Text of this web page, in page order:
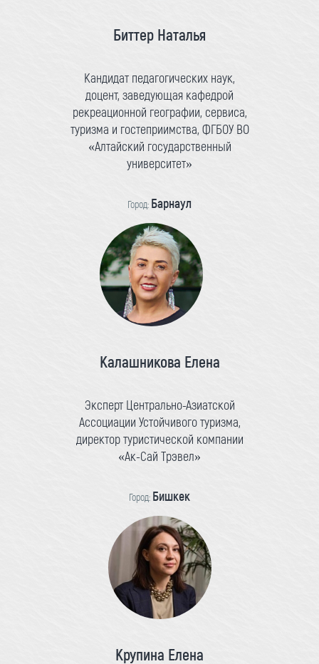
Биттер Наталья
Кандидат педагогических наук,
доцент, заведующая кафедрой
рекреационной географии, сервиса,
туризма и гостеприимства, ФГБОУ ВО
«Алтайский государственный
университет»
Город: Барнаул
Калашникова Елена
Эксперт Центрально-Азиатской
Ассоциации Устойчивого туризма,
директор туристической компании
«Ак-Сай Трэвел»
Город: Бишкек
Крупина Елена